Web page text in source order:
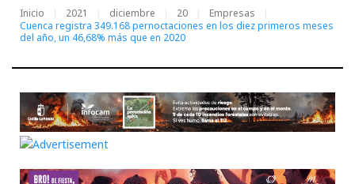
Inicio 2021 diciembre 20
Empresas
Cuenca registra 349.168 pernoctaciones en los diez primeros meses
del año, un 46,68% más que en 2020